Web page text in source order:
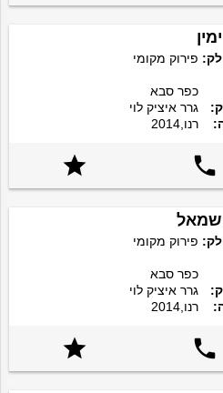
פירוק מקומי
כפר סבא
גרר איציק לוי
רנו,2014


שמאל
פירוק מקומי
כפר סבא
גרר איציק לוי
רנו,2014

